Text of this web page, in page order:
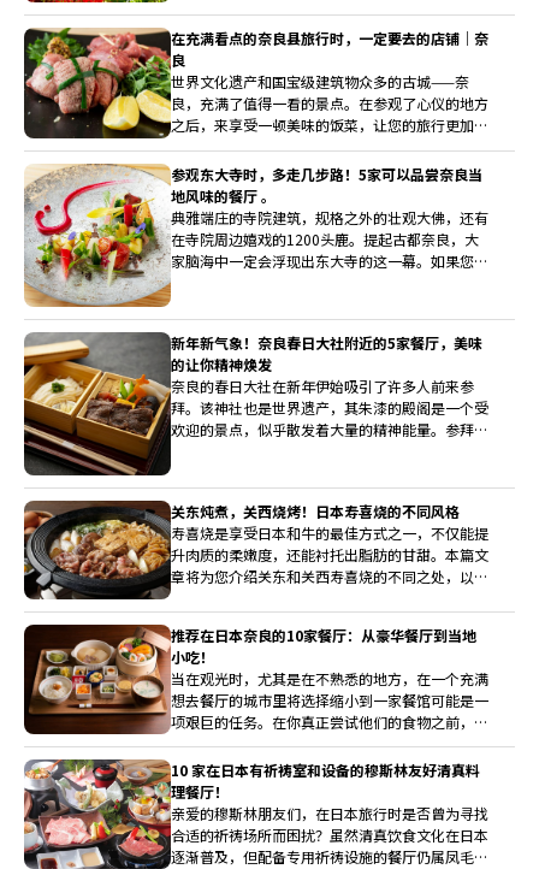
在充满看点的奈良县旅行时，一定要去的店铺｜奈
良
世界文化遗产和国宝级建筑物众多的古城——奈
良，充满了值得一看的景点。在参观了心仪的地方
之后，来享受一顿美味的饭菜，让您的旅行更加丰
富多彩。我们将为您介绍一些精选的餐厅，您可以
在这里品尝到得天独厚的奈良食材、顶级和牛和海
鲜等。
参观东大寺时，多走几步路！5家可以品尝奈良当
地风味的餐厅 。
典雅端庄的寺院建筑，规格之外的壮观大佛，还有
在寺院周边嬉戏的1200头鹿。提起古都奈良，大
家脑海中一定会浮现出东大寺的这一幕。如果您喜
以使用当地食材为豪的店，这5 家餐厅，一定让您
的旅行回忆倍增。
新年新气象！奈良春日大社附近的5家餐厅，美味
的让你精神焕发
奈良的春日大社在新年伊始吸引了许多人前来参
拜。该神社也是世界遗产，其朱漆的殿阁是一个受
欢迎的景点，似乎散发着大量的精神能量。参拜神
关东炖煮，关西烧烤！日本寿喜烧的不同风格
寿喜烧是享受日本和牛的最佳方式之一，不仅能提
升肉质的柔嫩度，还能衬托出脂肪的甘甜。本篇文
章将为您介绍关东和关西寿喜烧的不同之处，以及
推荐在日本奈良的10家餐厅：从豪华餐厅到当地
小吃！
当在观光时，尤其是在不熟悉的地方，在一个充满
想去餐厅的城市里将选择缩小到一家餐馆可能是一
项艰巨的任务。在你真正尝试他们的食物之前，所
有的店面招牌和气味都可能显得诱人，让人充满选
择困难症。请不要忘记，奈良也是日本一个突出的
观光地点！在联合国教科文组织世界遗产地、法隆
寺和大佛像之间，这个县有许多吸引人的地方可供
参观。在本文中，你会发现精心挑选的奈良最佳餐
饮地点，希望你能利用这些信息作为参考，充分体
10 家在日本有祈祷室和设备的穆斯林友好清真料
理餐厅！
亲爱的穆斯林朋友们，在日本旅行时是否曾为寻找
合适的祈祷场所而困扰？虽然清真饮食文化在日本
逐渐普及，但配备专用祈祷设施的餐厅仍属凤毛麟